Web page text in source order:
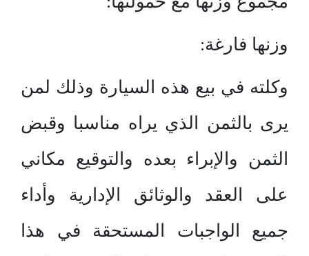
وزنها فارغة:
وكلته في بيع هذه السيارة وذلك لمن
يرى بالثمن الذي يراه مناسبا وقبض
الثمن والإبراء بعده والتوقيع مكاني
على العقد والوثائق الإدارية وأداء
جميع الواجبات المستحقة في هذا